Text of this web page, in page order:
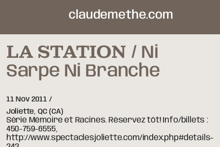
claudemethe.com
LA STATION
Ni
Sarpe Ni Branche
11 Nov 2011
Joliette, QC (CA)
Série Mémoire et Racines. Réservez tôt! Info/billets :
450-759-6555,
http://www.spectaclesjoliette.com/index.php#details-